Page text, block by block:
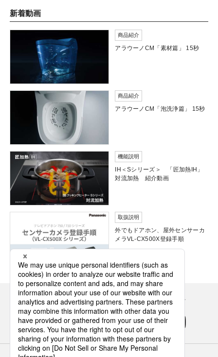
新着動画
商品紹介
アラウーノCM「素材篇」 15秒
商品紹介
アラウーノCM「泡洗浄篇」 15秒
機能説明
IH＜Sシリーズ＞ 「匠加熱IH」
対流加熱 紹介動画
取扱説明
外でもドアホン、屋外センサーカ
メラVL-CX500X登録手順
Panasonicの住まい・くらし SNSアカウント
サイトのご利用にあたって クッキーポリシー